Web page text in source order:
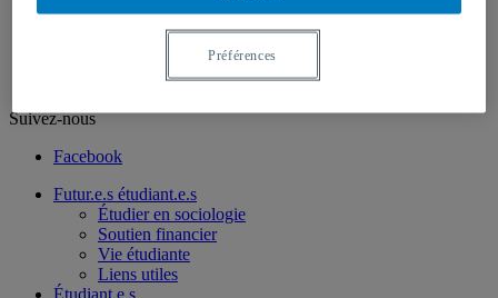
Suivez-nous
Facebook
Futur.e.s étudiant.e.s
Étudier en sociologie
Soutien financier
Vie étudiante
Liens utiles
Étudiant.e.s
Préférences